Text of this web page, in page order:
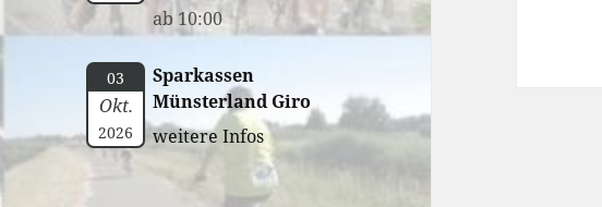
ab 10:00
03
Okt.
2026
Sparkassen
Münsterland Giro
weitere Infos